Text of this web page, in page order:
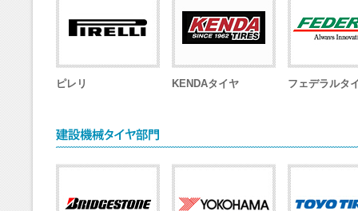
ピレリ KENDAタイヤ フェデラルタ